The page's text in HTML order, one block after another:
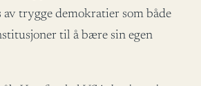
av trygge demokratier som både
til å bære sin egen